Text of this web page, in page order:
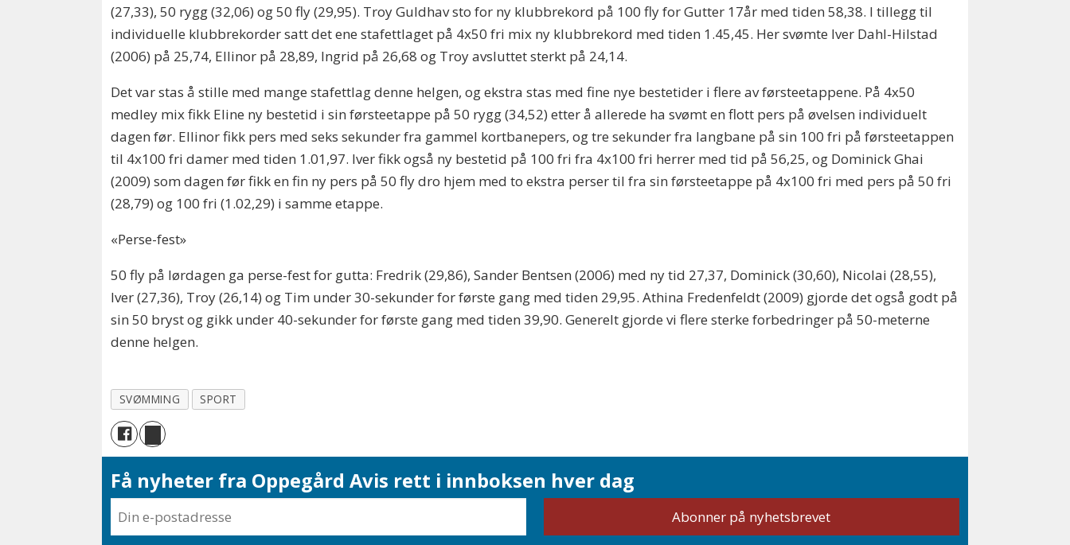
(27,33), 50 rygg (32,06) og 50 fly (29,95). Troy Guldhav sto for ny klubbrekord på 100 fly for Gutter 17år med tiden 58,38. I tillegg til
individuelle klubbrekorder satt det ene stafettlaget på 4x50 fri mix ny klubbrekord med tiden 1.45,45. Her svømte Iver Dahl-Hilstad
(2006) på 25,74, Ellinor på 28,89, Ingrid på 26,68 og Troy avsluttet sterkt på 24,14.
Det var stas å stille med mange stafettlag denne helgen, og ekstra stas med fine nye bestetider i flere av førsteetappene. På 4x50
medley mix fikk Eline ny bestetid i sin førsteetappe på 50 rygg (34,52) etter å allerede ha svømt en flott pers på øvelsen individuelt
dagen før. Ellinor fikk pers med seks sekunder fra gammel kortbanepers, og tre sekunder fra langbane på sin 100 fri på førsteetappen
til 4x100 fri damer med tiden 1.01,97. Iver fikk også ny bestetid på 100 fri fra 4x100 fri herrer med tid på 56,25, og Dominick Ghai
(2009) som dagen før fikk en fin ny pers på 50 fly dro hjem med to ekstra perser til fra sin førsteetappe på 4x100 fri med pers på 50 fri
(28,79) og 100 fri (1.02,29) i samme etappe.
«Perse-fest»
50 fly på lørdagen ga perse-fest for gutta: Fredrik (29,86), Sander Bentsen (2006) med ny tid 27,37, Dominick (30,60), Nicolai (28,55),
Iver (27,36), Troy (26,14) og Tim under 30-sekunder for første gang med tiden 29,95. Athina Fredenfeldt (2009) gjorde det også godt på
sin 50 bryst og gikk under 40-sekunder for første gang med tiden 39,90. Generelt gjorde vi flere sterke forbedringer på 50-meterne
denne helgen.
SVØMMING SPORT
Få nyheter fra Oppegård Avis rett i innboksen hver dag